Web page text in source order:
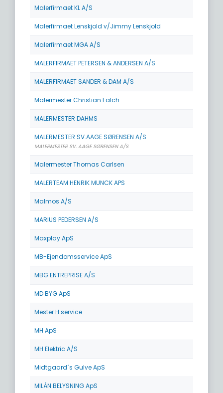
Malerfirmaet KL A/S
Malerfirmaet Lenskjold v/Jimmy Lenskjold
Malerfirmaet MGA A/S
MALERFIRMAET PETERSEN & ANDERSEN A/S
MALERFIRMAET SANDER & DAM A/S
Malermester Christian Falch
MALERMESTER DAHMS
MALERMESTER SV.AAGE SØRENSEN A/S
MALERMESTER SV. AAGE SØRENSEN A/S
Malermester Thomas Carlsen
MALERTEAM HENRIK MUNCK APS
Malmos A/S
MARIUS PEDERSEN A/S
Maxplay ApS
MB-Ejendomsservice ApS
MBG ENTREPRISE A/S
MD BYG ApS
Mester H service
MH ApS
MH Elektric A/S
Midtgaard´s Gulve ApS
MILÁN BELYSNING ApS